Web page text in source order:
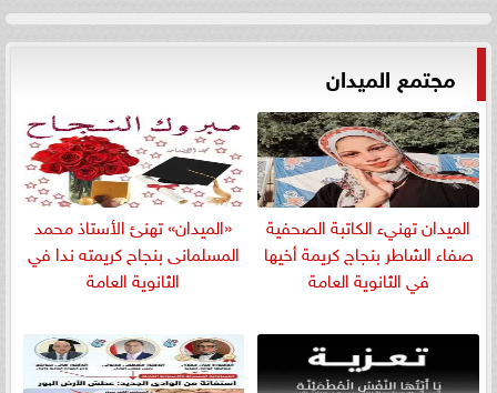
مجتمع الميدان
الميدان تهنيء الكاتبة الصحفية
صفاء الشاطر بنجاج كريمة أخيها
في الثانوية العامة
«الميدان» تهنئ الأستاذ محمد
المسلمانى بنجاح كريمته ندا في
الثانوية العامة